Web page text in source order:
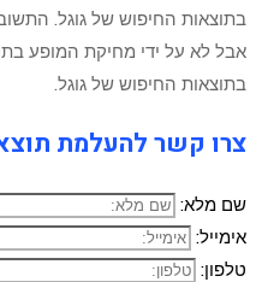
בתוצאות החיפוש של גוגל.
אבל לא על ידי מחיקת המופע
בתוצאות החיפוש של גוגל.
צרו קשר להעלמת
שם מלא:
אימייל:
טלפון: